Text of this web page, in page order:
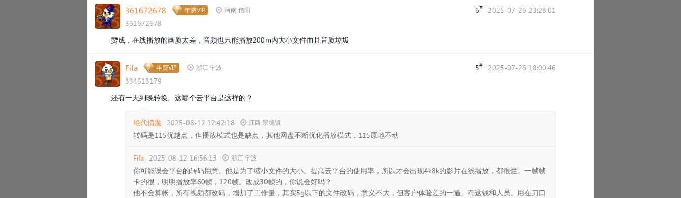
361672678 年费VIP 河南 信阳
361672678
6# 2025-07-26 23:28:01
赞成，在线播放的画质太差，音频也只能播放200m内大小文件而且音质垃圾
Fifa 年费VIP 浙江 宁波
334613179
5# 2025-07-26 18:00:46
还有一天到晚转换。这哪个云平台是这样的？
绝代情魔 2025-08-12 12:42:18 江西 景德镇
转码是115优越点，但播放模式也是缺点，其他网盘不断优化播放模式，115原地不动
Fifa 2025-08-12 16:56:13 浙江 宁波
你可能误会平台的转码用意。他是为了缩小文件的大小。提高云平台的使用率，所以才会出现4k8k的影片在线播放，都很烂。一帧帧
卡的很，明明播放率60帧，120帧。改成30帧的，你说会好吗？
他不会算帐，所有视频都改码，增加了工作量，其实5g以下的文件改码，意义不大，但客户体验差的一逼。有这钱和人员。用在刀口